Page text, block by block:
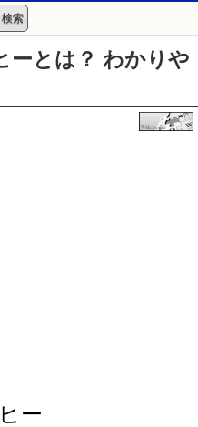
検索
ーとは？ わかりや
ー